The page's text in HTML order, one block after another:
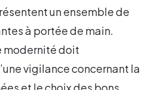
un ensemble de
à portée de main.
modernité doit
vigilance concernant la